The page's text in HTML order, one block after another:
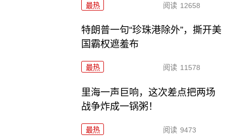
最热 阅读 12658
特朗普一句“珍珠港除外”，撕开美
国霸权遮羞布
最热 阅读 11578
里海一声巨响，这次差点把两场
战争炸成一锅粥！
最热 阅读 9473